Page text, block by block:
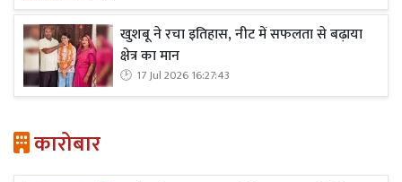
खुशबू ने रचा इतिहास, नीट में सफलता से बढ़ाया
क्षेत्र का मान
17 Jul 2026 16:27:43
कारोबार